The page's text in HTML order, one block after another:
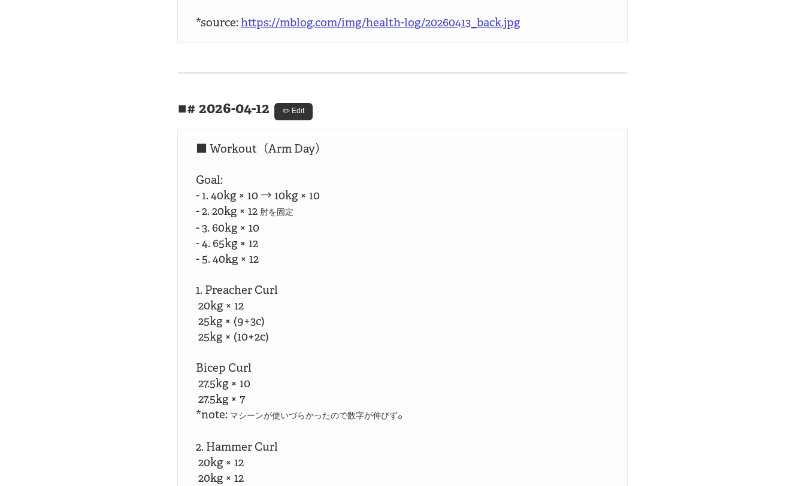
*source: https://mblog.com/img/health-log/20260413_back.jpg
# 2026-04-12 ✏️ Edit
■ Workout（Arm Day）
Goal:
- 1. 40kg × 10 → 10kg × 10
- 2. 20kg × 12 肘を固定
- 3. 60kg × 10
- 4. 65kg × 12
- 5. 40kg × 12
1. Preacher Curl
20kg × 12
25kg × (9+3c)
25kg × (10+2c)
Bicep Curl
27.5kg × 10
27.5kg × 7
*note: マシーンが使いづらかったので数字が伸びず。
2. Hammer Curl
20kg × 12
20kg × 12